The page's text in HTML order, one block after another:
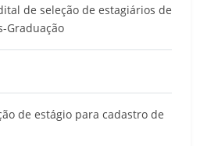
de seleção de estagiários de
Graduação
de estágio para cadastro de